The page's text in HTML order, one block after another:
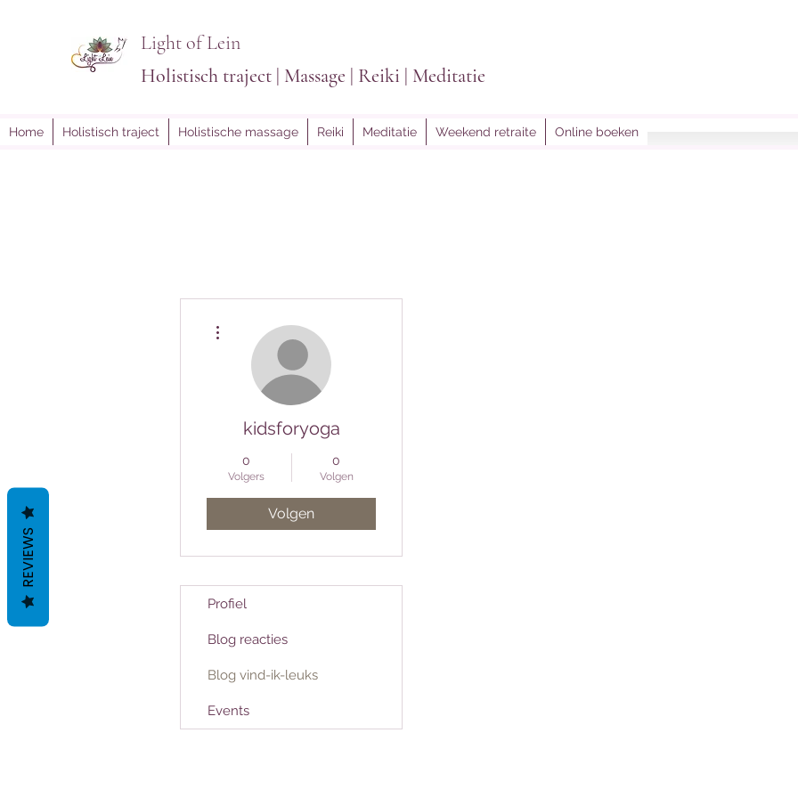
Light of Lein
Holistisch traject | Massage | Reiki | Meditatie
Home Holistisch traject Holistische massage Reiki Meditatie Weekend retraite Online boeken
kidsforyoga
0
Volgers
0
Volgen
Volgen
Profiel
Blog reacties
Blog vind-ik-leuks
Events
REVIEWS